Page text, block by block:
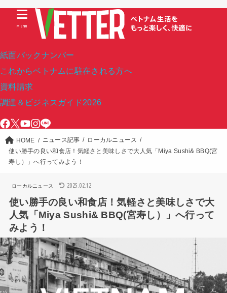
紙面バックナンバー
これからベトナムに駐在される方へ
資料請求
調達＆ビジネスガイド2026
MENU
HOME ニュース記事
ローカルニュース
使い勝手の良い和食店！気軽さと美味しさで大人気「Miya Sushi& BBQ(宮
寿し）」へ行ってみよう！
ローカルニュース 2025.02.12
使い勝手の良い和食店！気軽さと美味しさで大
人気「Miya Sushi& BBQ(宮寿し）」へ行って
みよう！